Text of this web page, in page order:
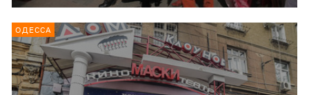
ОДЕССА